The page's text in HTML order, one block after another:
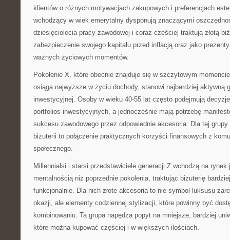
klientów o różnych motywacjach zakupowych i preferencjach
wchodzący w wiek emerytalny dysponują znaczącymi
dziesięciolecia pracy zawodowej i coraz częściej traktują złotą
zabezpieczenie swojego kapitału przed inflacją oraz jako
ważnych życiowych momentów.
Pokolenie X, które obecnie znajduje się w szczytowym
osiąga najwyższe w życiu dochody, stanowi najbardziej aktywną
inwestycyjnej. Osoby w wieku 40-55 lat często podejmują
portfolios inwestycyjnych, a jednocześnie mają potrzebę
sukcesu zawodowego przez odpowiednie akcesoria. Dla tej
biżuterii to połączenie praktycznych korzyści finansowych z
społecznego.
Millennialsi i starsi przedstawiciele generacji Z wchodzą na rynek
mentalnością niż poprzednie pokolenia, traktując biżuterię
funkcjonalnie. Dla nich złote akcesoria to nie symbol luksusu
okazji, ale elementy codziennej stylizacji, które powinny być
kombinowaniu. Ta grupa napędza popyt na mniejsze, bardziej
które można kupować częściej i w większych ilościach.